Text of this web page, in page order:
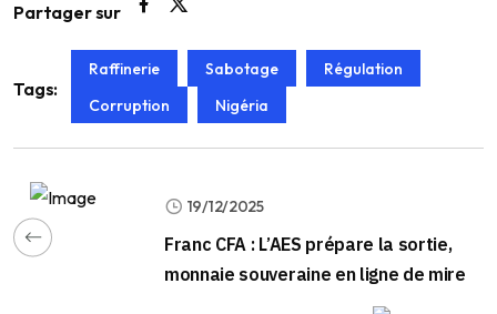
Partager sur
Tags:
Raffinerie Sabotage
Régulation
Corruption
Nigéria
19/12/2025
Franc CFA : L’AES prépare la sortie,
monnaie souveraine en ligne de mire